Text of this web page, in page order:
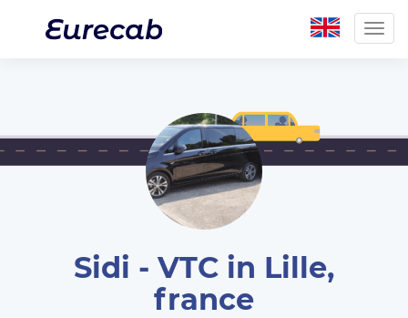
Sidi - VTC in Lille,
france